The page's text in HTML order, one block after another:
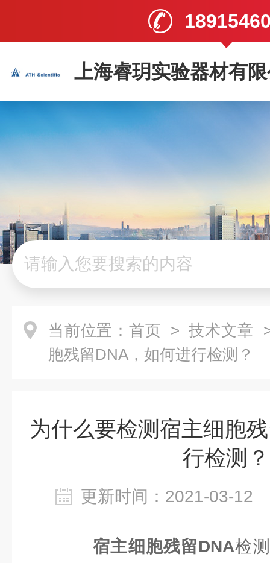
上海睿玥实验器材有
当前位置： 首页 > 技术文章
胞残留DNA，如何进行检测？
为什么要检测宿主细胞
行检测？
更新时间：2021-03-
宿主细胞残留DNA检